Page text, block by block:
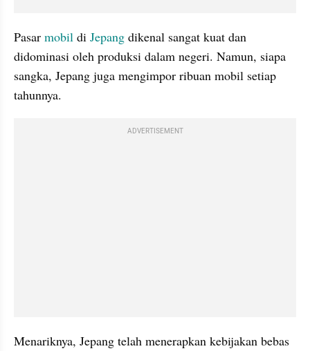
Pasar mobil di Jepang dikenal sangat kuat dan
didominasi oleh produksi dalam negeri. Namun, siapa
sangka, Jepang juga mengimpor ribuan mobil setiap
tahunnya.
ADVERTISEMENT
Menariknya, Jepang telah menerapkan kebijakan bebas